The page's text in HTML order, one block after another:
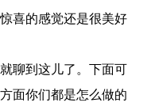
喜的感觉还是很美好
聊到这儿了。下面可
面你们都是怎么做的